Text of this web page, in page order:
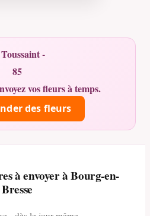
-
85
vos fleurs à temps.
des fleurs
à envoyer à Bourg-en-
Bresse